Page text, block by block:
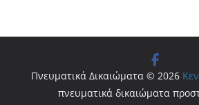
Πνευματικά Δικαιώματα © 2026
πνευματικά δικαιώματα